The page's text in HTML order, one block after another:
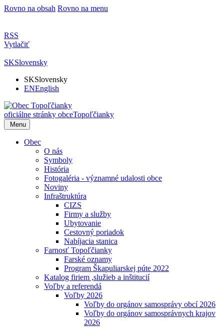
Rovno na obsah Rovno na menu
RSS
Vytlačiť
SKSlovensky
SKSlovensky
ENEnglish
oficiálne stránky obceTopoľčianky
Menu
Obec
O nás
Symboly
História
Fotogaléria - významné udalosti obce
Noviny
Infraštruktúra
CIZS
Firmy a služby
Ubytovanie
Cestovný poriadok
Nabíjacia stanica
Farnosť Topoľčianky
Farské oznamy
Program Škapuliarskej púte 2022
Katalog firiem ,služieb a inštitucií
Voľby a referendá
Voľby 2026
Voľby do orgánov samosprávy obcí 2026
Voľby do orgánov samosprávnych krajov
2026